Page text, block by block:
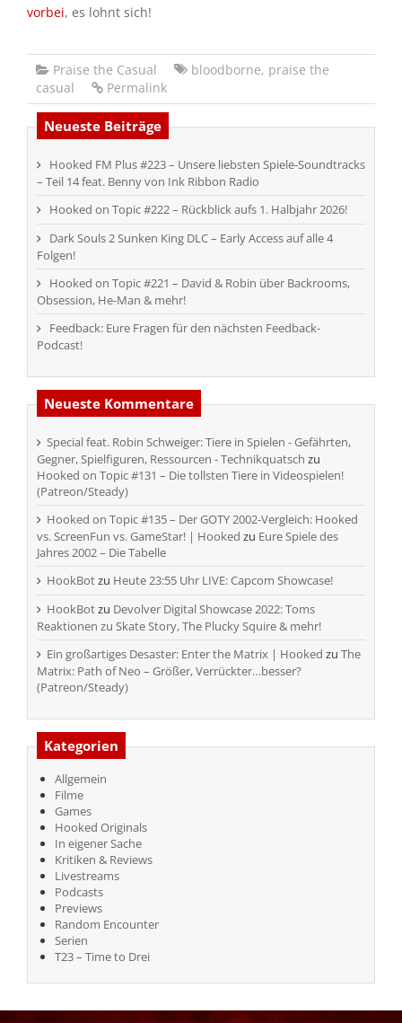
vorbei, es lohnt sich!
Praise the Casual bloodborne, praise the
casual
Permalink
Neueste Beiträge
Hooked FM Plus #223 – Unsere liebsten Spiele-Soundtracks
– Teil 14 feat. Benny von Ink Ribbon Radio
Hooked on Topic #222 – Rückblick aufs 1. Halbjahr 2026!
Dark Souls 2 Sunken King DLC – Early Access auf alle 4
Folgen!
Hooked on Topic #221 – David & Robin über Backrooms,
Obsession, He-Man & mehr!
Feedback: Eure Fragen für den nächsten Feedback-
Podcast!
Neueste Kommentare
Special feat. Robin Schweiger: Tiere in Spielen - Gefährten,
Gegner, Spielfiguren, Ressourcen - Technikquatsch zu
Hooked on Topic #131 – Die tollsten Tiere in Videospielen!
(Patreon/Steady)
Hooked on Topic #135 – Der GOTY 2002-Vergleich: Hooked
vs. ScreenFun vs. GameStar! | Hooked zu Eure Spiele des
Jahres 2002 – Die Tabelle
HookBotzu Heute 23:55 Uhr LIVE: Capcom Showcase!
HookBotzu Devolver Digital Showcase 2022: Toms
Reaktionen zu Skate Story, The Plucky Squire & mehr!
Ein großartiges Desaster: Enter the Matrix | Hooked zu The
Matrix: Path of Neo – Größer, Verrückter…besser?
(Patreon/Steady)
Kategorien
Allgemein
Filme
Games
Hooked Originals
In eigener Sache
Kritiken & Reviews
Livestreams
Podcasts
Previews
Random Encounter
Serien
T23 – Time to Drei